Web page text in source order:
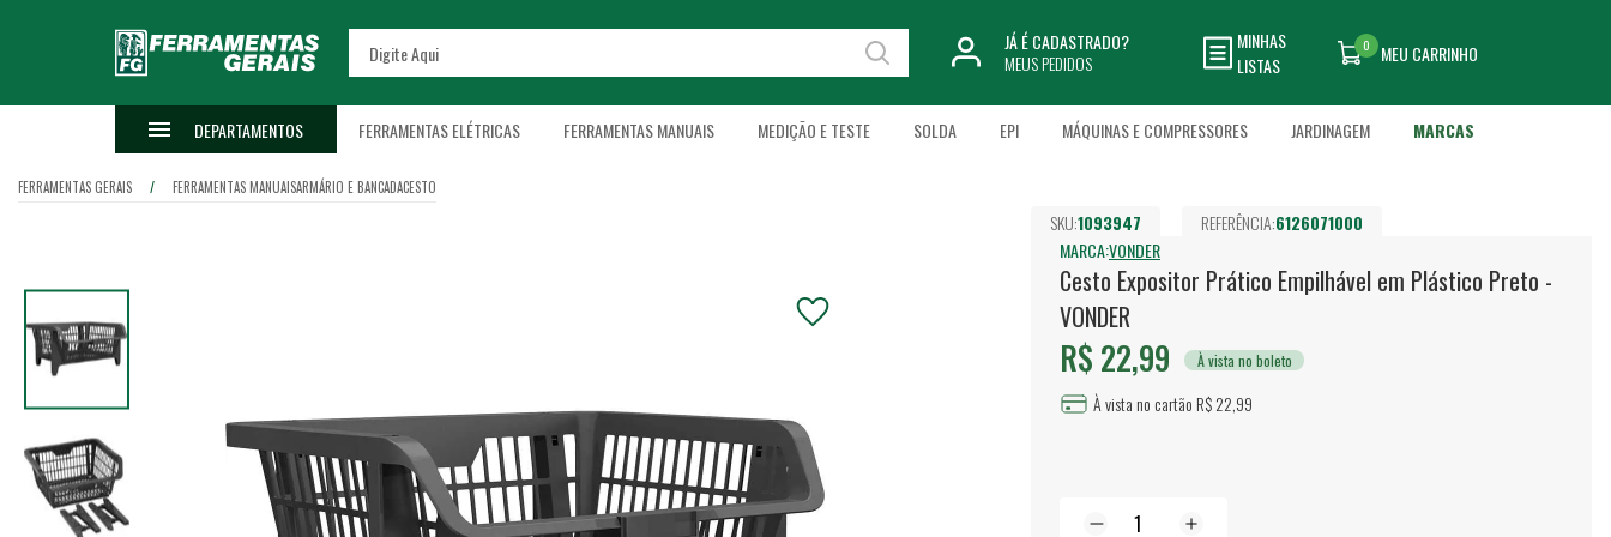
JÁ É CADASTRADO?
MEUS PEDIDOS
MINHAS
LISTAS
MEU CARRINHO
0
DEPARTAMENTOS FERRAMENTAS ELÉTRICAS FERRAMENTAS MANUAIS MEDIÇÃO E TESTE SOLDA EPI MÁQUINAS E COMPRESSORES JARDINAGEM MARCAS
FERRAMENTAS GERAIS FERRAMENTAS MANUAISARMÁRIO E BANCADACESTO
SKU:1093947 REFERÊNCIA:6126071000
MARCA:VONDER
Cesto Expositor Prático Empilhável em Plástico Preto -
VONDER
R$ 22,99 À vista no boleto
À vista no cartão R$ 22,99